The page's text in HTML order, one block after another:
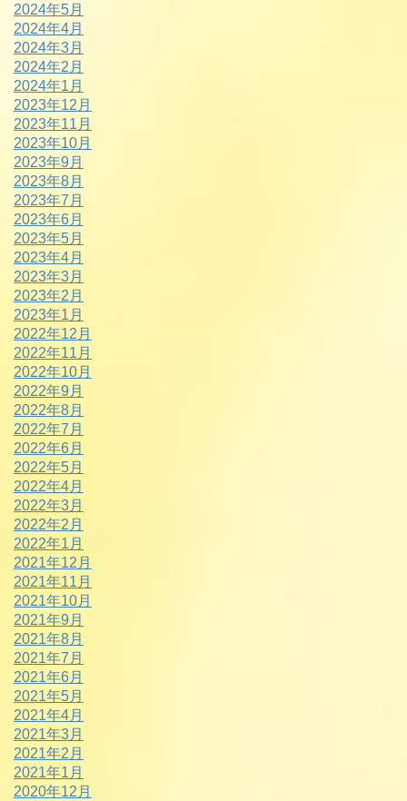
2024年5月
2024年4月
2024年3月
2024年2月
2024年1月
2023年12月
2023年11月
2023年10月
2023年9月
2023年8月
2023年7月
2023年6月
2023年5月
2023年4月
2023年3月
2023年2月
2023年1月
2022年12月
2022年11月
2022年10月
2022年9月
2022年8月
2022年7月
2022年6月
2022年5月
2022年4月
2022年3月
2022年2月
2022年1月
2021年12月
2021年11月
2021年10月
2021年9月
2021年8月
2021年7月
2021年6月
2021年5月
2021年4月
2021年3月
2021年2月
2021年1月
2020年12月